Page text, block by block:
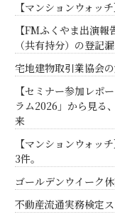
【マンションウォッ
【FMふくやま出演
（共有持分）の登記
宅地建物取引業協会
【セミナー参加レポ
ラム2026」から見る
来
【マンションウォッ
3件。
ゴールデンウイーク
不動産流通実務検定